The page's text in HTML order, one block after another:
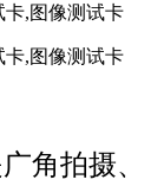
角拍摄、